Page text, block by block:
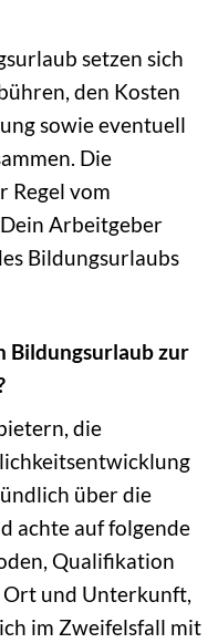
setzen sich
den Kosten
sowie eventuell
Die
Regel vom
Arbeitgeber
Bildungsurlaubs
Bildungsurlaub zur
die
über die
achte auf folgende
Qualifikation
Ort und Unterkunft,
im Zweifelsfall mit